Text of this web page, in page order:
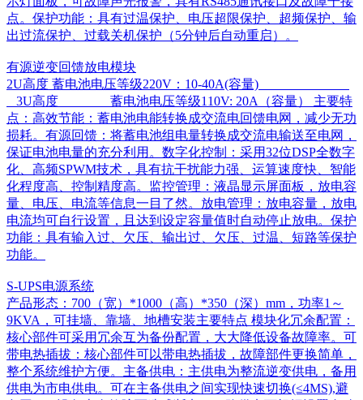
点。保护功能：具有过温保护、电压超限保护、超频保护、输
出过流保护、过载关机保护（5分钟后自动重启）。
有源逆变回馈放电模块
2U高度 蓄电池电压等级220V：10-40A(容量)
3U高度 蓄电池电压等级110V: 20A（容量） 主要特
点：高效节能：蓄电池电能转换成交流电回馈电网，减少无功
损耗。有源回馈：将蓄电池组电量转换成交流电输送至电网，
保证电池电量的充分利用。数字化控制：采用32位DSP全数字
化、高频SPWM技术，具有抗干扰能力强、运算速度快、智能
化程度高、控制精度高。监控管理：液晶显示屏面板，放电容
量、电压、电流等信息一目了然。放电管理：放电容量，放电
电流均可自行设置，且达到设定容量值时自动停止放电。保护
功能：具有输入过、欠压、输出过、欠压、过温、短路等保护
功能。
S-UPS电源系统
产品形态：700（宽）*1000（高）*350（深）mm，功率1～
9KVA，可挂墙、靠墙、地槽安装主要特点 模块化冗余配置：
核心部件可采用冗余互为备份配置，大大降低设备故障率。可
带电热插拔：核心部件可以带电热插拔，故障部件更换简单，
整个系统维护方便。主备供电：主供电为整流逆变供电，备用
供电为市电供电。可在主备供电之间实现快速切换(≤4MS),避